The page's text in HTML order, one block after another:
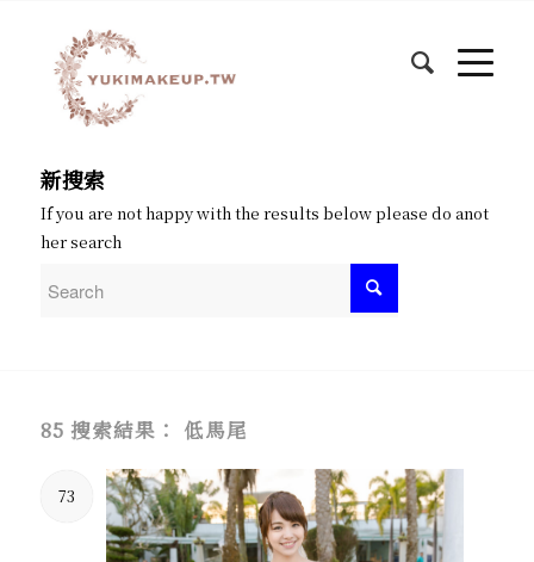
新搜索
If you are not happy with the results below please do anot
her search
85 搜索結果： 低馬尾
73